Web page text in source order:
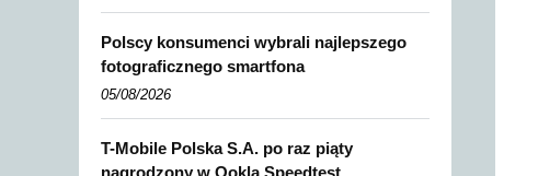
Polscy konsumenci wybrali najlepszego
fotograficznego smartfona
05/08/2026
T-Mobile Polska S.A. po raz piąty
nagrodzony w Ookla Speedtest